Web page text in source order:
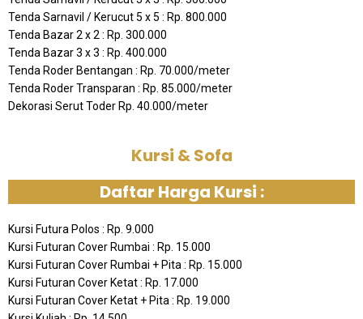
Tenda Sarnavil / Kerucut 5 x 5 : Rp. 800.000
Tenda Bazar 2 x 2 : Rp. 300.000
Tenda Bazar 3 x 3 : Rp. 400.000
Tenda Roder Bentangan : Rp. 70.000/meter
Tenda Roder Transparan : Rp. 85.000/meter
Dekorasi Serut Toder Rp. 40.000/meter
Kursi & Sofa
Daftar Harga Kursi :
Kursi Futura Polos : Rp. 9.000
Kursi Futuran Cover Rumbai : Rp. 15.000
Kursi Futuran Cover Rumbai + Pita : Rp. 15.000
Kursi Futuran Cover Ketat : Rp. 17.000
Kursi Futuran Cover Ketat + Pita : Rp. 19.000